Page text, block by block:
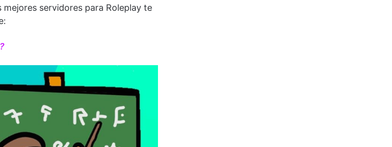
mejores servidores para Roleplay te